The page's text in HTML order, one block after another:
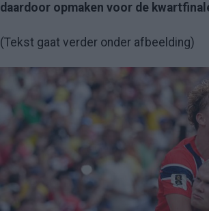
daardoor opmaken voor de
(Tekst gaat verder onder afbeelding)